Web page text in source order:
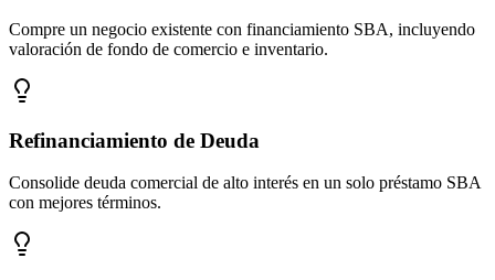
Compre un negocio existente con financiamiento SBA, incluyendo
valoración de fondo de comercio e inventario.
Refinanciamiento de Deuda
Consolide deuda comercial de alto interés en un solo préstamo SBA
con mejores términos.